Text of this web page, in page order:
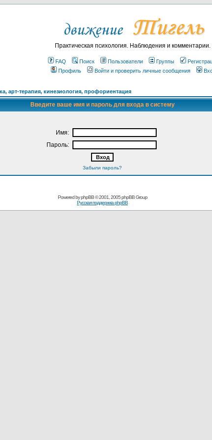
Практическая психология. Наблюдения и комментарии.
FAQ Поиск Пользователи Группы
Профиль
Войти и проверить личные сообщения
арт-терапия, кинезиология, профориентация
Введите ваше имя и пароль для входа в систему
Имя:
Пароль:
Забыли пароль?
Powered byphpBB© 2001, 2005 phpBB Group
Русская поддержка phpBB